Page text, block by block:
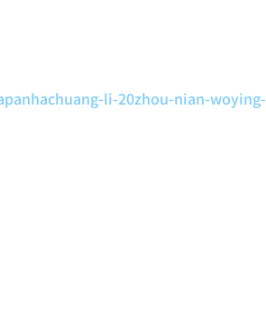
li-20zhou-nian-woying-